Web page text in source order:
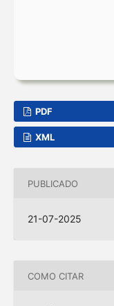
PDF
XML
PUBLICADO
21-07-2025
COMO CITAR